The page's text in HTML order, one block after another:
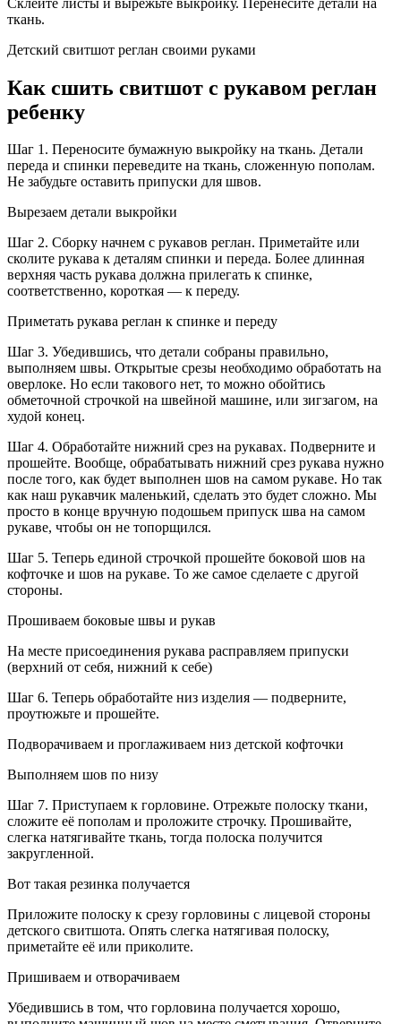
ткань.
Детский свитшот реглан своими руками
Как сшить свитшот с рукавом реглан
ребенку
Шаг 1. Переносите бумажную выкройку на ткань. Детали
переда и спинки переведите на ткань, сложенную пополам.
Не забудьте оставить припуски для швов.
Вырезаем детали выкройки
Шаг 2. Сборку начнем с рукавов реглан. Приметайте или
сколите рукава к деталям спинки и переда. Более длинная
верхняя часть рукава должна прилегать к спинке,
соответственно, короткая — к переду.
Приметать рукава реглан к спинке и переду
Шаг 3. Убедившись, что детали собраны правильно,
выполняем швы. Открытые срезы необходимо обработать на
оверлоке. Но если такового нет, то можно обойтись
обметочной строчкой на швейной машине, или зигзагом, на
худой конец.
Шаг 4. Обработайте нижний срез на рукавах. Подверните и
прошейте. Вообще, обрабатывать нижний срез рукава нужно
после того, как будет выполнен шов на самом рукаве. Но так
как наш рукавчик маленький, сделать это будет сложно. Мы
просто в конце вручную подошьем припуск шва на самом
рукаве, чтобы он не топорщился.
Шаг 5. Теперь единой строчкой прошейте боковой шов на
кофточке и шов на рукаве. То же самое сделаете с другой
стороны.
Прошиваем боковые швы и рукав
На месте присоединения рукава расправляем припуски
(верхний от себя, нижний к себе)
Шаг 6. Теперь обработайте низ изделия — подверните,
проутюжьте и прошейте.
Подворачиваем и проглаживаем низ детской кофточки
Выполняем шов по низу
Шаг 7. Приступаем к горловине. Отрежьте полоску ткани,
сложите её пополам и проложите строчку. Прошивайте,
слегка натягивайте ткань, тогда полоска получится
закругленной.
Вот такая резинка получается
Приложите полоску к срезу горловины с лицевой стороны
детского свитшота. Опять слегка натягивая полоску,
приметайте её или приколите.
Пришиваем и отворачиваем
Убедившись в том, что горловина получается хорошо,